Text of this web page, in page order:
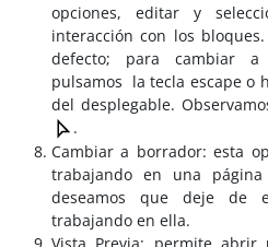
opciones, editar y
interacción con los
defecto; para cambiar a
pulsamos la tecla escape o
del desplegable.
.
Cambiar a borrador: esta
trabajando en una
deseamos que deje de
trabajando en ella.